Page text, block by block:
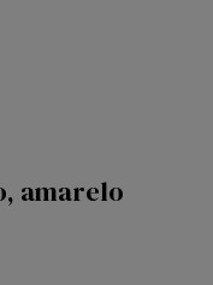
amarelo